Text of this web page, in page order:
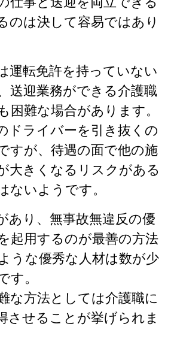
のは決して容易ではあり
運転免許を持っていない
送迎業務ができる介護職
困難な場合があります。
ドライバーを引き抜くの
すが、待遇の面で他の施
大きくなるリスクがある
いようです。
あり、無事故無違反の優
起用するのが最善の方法
うな優秀な人材は数が少
。
な方法としては介護職に
させることが挙げられま